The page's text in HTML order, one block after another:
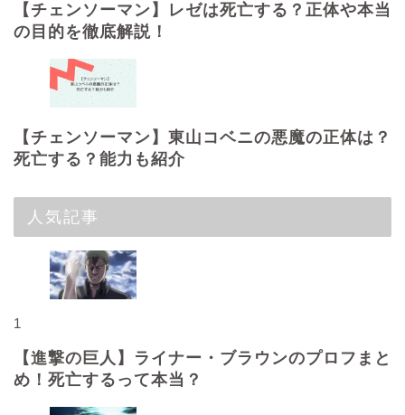
【チェンソーマン】レゼは死亡する？正体や本当
の目的を徹底解説！
【チェンソーマン】東山コベニの悪魔の正体は？
死亡する？能力も紹介
人気記事
1
【進撃の巨人】ライナー・ブラウンのプロフまと
め！死亡するって本当？